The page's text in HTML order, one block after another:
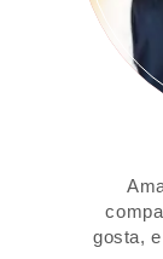
gosta,